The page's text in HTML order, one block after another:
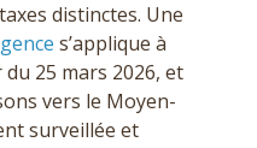
distinctes. Une
s’applique à
du 25 mars 2026, et
vers le Moyen-
surveillée et